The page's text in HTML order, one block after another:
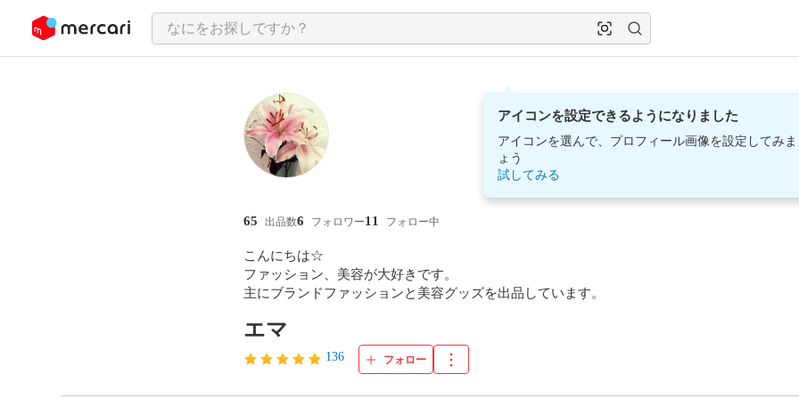
ツにスキップ
アイコンを設定できるようになりました
アイコンを選んで、プロフィール画像を設定してみ
ょう
試してみる
エマ
136 フォロー
65 出品数6 フォロワー11 フォロー中
こんにちは☆
ファッション、美容が大好きです。
主にブランドファッションと美容グッズを出品しています。